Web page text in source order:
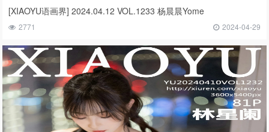
[XIAOYU语画界] 2024.04.12 VOL.1233 杨晨晨Yome
2771 2024-04-29